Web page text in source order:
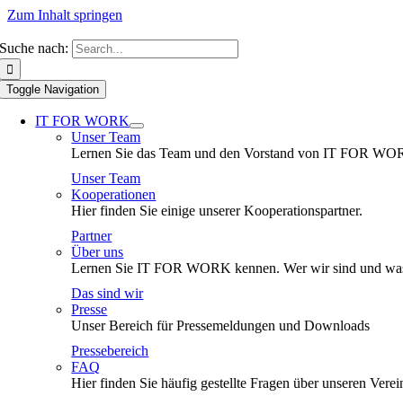
Zum Inhalt springen
Suche nach:
Toggle Navigation
IT FOR WORK
Unser Team
Lernen Sie das Team und den Vorstand von IT FOR
Unser Team
Kooperationen
Hier finden Sie einige unserer Kooperationspartner.
Partner
Über uns
Lernen Sie IT FOR WORK kennen. Wer wir sind und
Das sind wir
Presse
Unser Bereich für Pressemeldungen und Downloads
Pressebereich
FAQ
Hier finden Sie häufig gestellte Fragen über unseren